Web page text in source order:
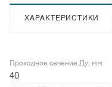
ХАРАКТЕРИСТИКИ
Проходное сечение Ду, мм
40